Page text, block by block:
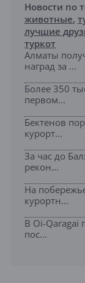
Новости по
животные,
лучшие
туркот
Алматы
наград за ...
Более 350
первом...
Бектенов
курорт...
За час до
рекон...
На
курортн...
В Oi-Qaragai
пос...